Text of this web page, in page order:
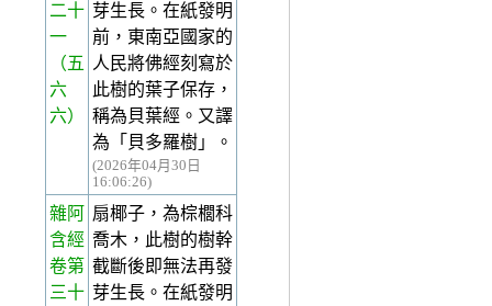
二十
一
（五
六
六）
芽生長。在紙發明
前，東南亞國家的
人民將佛經刻寫於
此樹的葉子保存，
稱為貝葉經。又譯
為「貝多羅樹」。
(2026年04月30日
16:06:26)
雜阿
含經
卷第
三十
扇椰子，為棕櫚科
喬木，此樹的樹幹
截斷後即無法再發
芽生長。在紙發明